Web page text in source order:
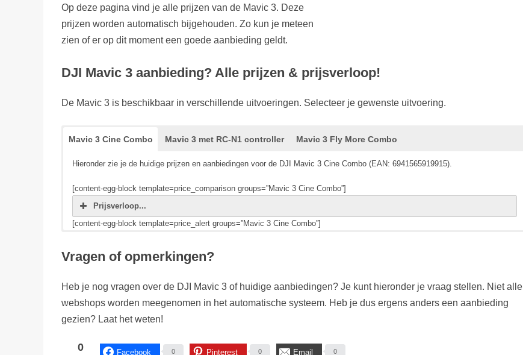
Op deze pagina vind je alle prijzen van de Mavic 3. Deze
prijzen worden automatisch bijgehouden. Zo kun je meteen
zien of er op dit moment een goede aanbieding geldt.
DJI Mavic 3 aanbieding? Alle prijzen & prijsverloop!
De Mavic 3 is beschikbaar in verschillende uitvoeringen. Selecteer je gewenste uitvoering.
Mavic 3 Cine Combo Mavic 3 met RC-N1 controller Mavic 3 Fly More Combo
Hieronder zie je de huidige prijzen en aanbiedingen voor de DJI Mavic 3 Cine Combo (EAN: 6941565919915).
[content-egg-block template=price_comparison groups=”Mavic 3 Cine Combo”]
Prijsverloop...
[content-egg-block template=price_alert groups=”Mavic 3 Cine Combo”]
[content-egg-block template=price_comparison groups=”Mavic 3 met RC-N1 controller”]
[content-egg-block template=price_comparison groups=”Mavic 3 Fly More Combo”]
Vragen of opmerkingen?
Heb je nog vragen over de DJI Mavic 3 of huidige aanbiedingen? Je kunt hieronder je vraag stellen. Niet alle
webshops worden meegenomen in het automatische systeem. Heb je dus ergens anders een aanbieding
gezien? Laat het weten!
0 Facebook 0 Pinterest 0 Email 0